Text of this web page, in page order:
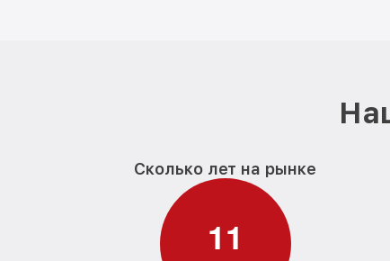
Сколько лет на рынке
11